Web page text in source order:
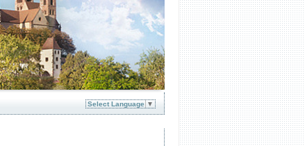
Select Language ▼